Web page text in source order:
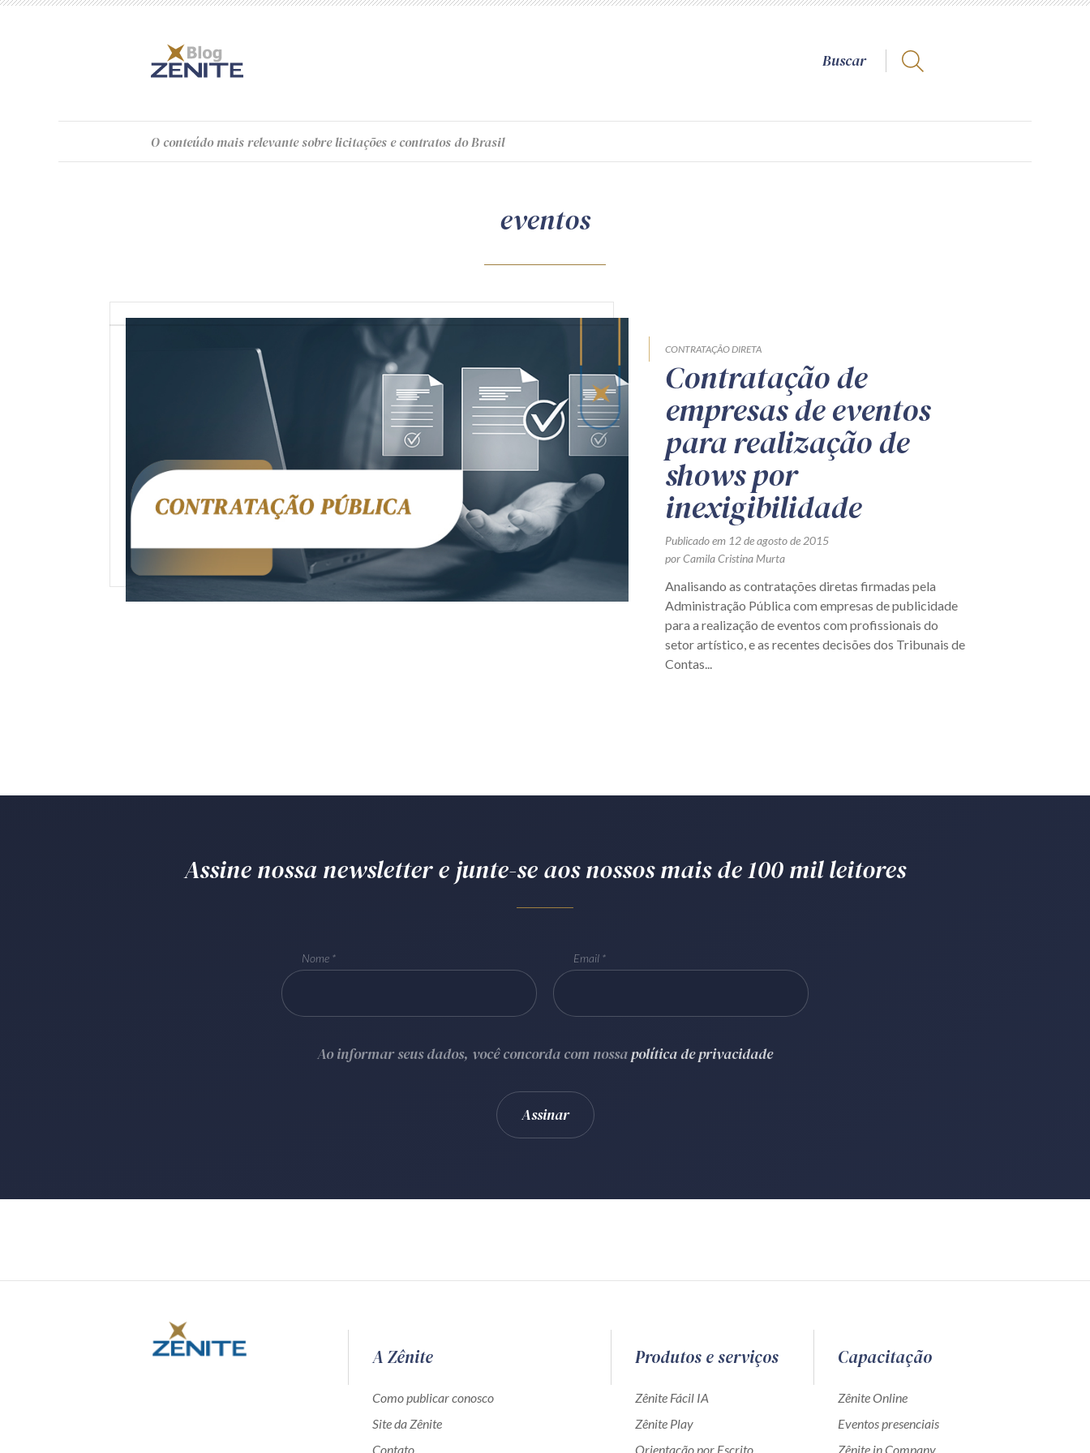
O conteúdomais relevante sobre licitações e contratos do Brasil
eventos
CONTRATAÇÃO DIRETA
Contratação de
empresas de eventos
para realização de
shows por
inexigibilidade
Publicado em 12 de agosto de 2015
por Camila Cristina Murta
Analisando as contratações diretas firmadas pela
Administração Pública com empresas de publicidade
para a realização de eventos com profissionais do
setor artístico, e as recentes decisões dos Tribunais de
Contas...
Assine nossa newsletter e junte-se aos nossos mais de 100 mil leitores
Nome Email
Ao informar seus dados, você concorda com nossapolítica de privacidade
A Zênite
Como publicar conosco
Site da Zênite
Contato
Produtos e serviços
Zênite Fácil IA
Zênite Play
Orientação por Escrito
Capacitação
Zênite Online
Eventos presenciais
Zênite in Company